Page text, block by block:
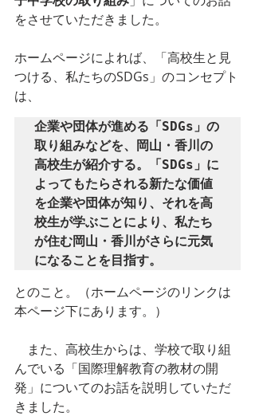
をさせていただきました。
ホームページによれば、
「高校生と見
つける、私たちのSDGs」のコンセプト
は、
企業や団体が進める「SDGs」の
取り組みなどを、岡山・香川の
高校生が紹介する。「SDGs」に
よってもたらされる新たな価値
を企業や団体が知り、それを高
校生が学ぶことにより、私たち
が住む岡山・香川がさらに元気
になることを目指す。
とのこと。（ホームページのリンクは
本ページ下にあります。）
また、高校生からは、学校で取り組
んでいる「国際理解教育の教材の開
発」についてのお話を説明していただ
きました。